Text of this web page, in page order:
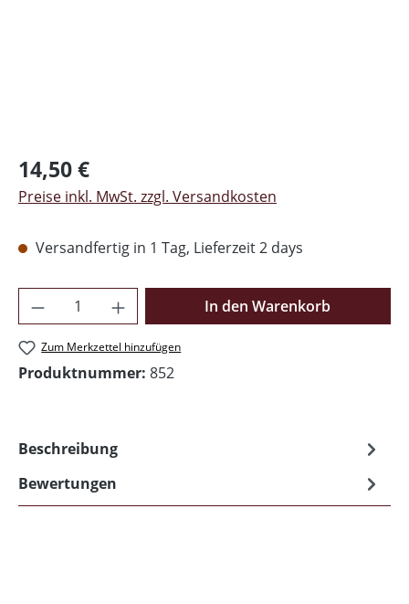
Regulärer Preis:
14,50 €
Preise inkl. MwSt. zzgl. Versandkosten
Versandfertig in 1 Tag, Lieferzeit 2 days
Produkt Anzahl: Gib den gewünschten
In den Warenkorb
Zum Merkzettel hinzufügen
Produktnummer: 852
Beschreibung
Bewertungen